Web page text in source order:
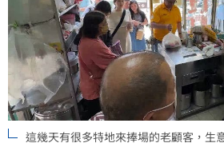
這幾天有很多特地來捧場的老顧客，生